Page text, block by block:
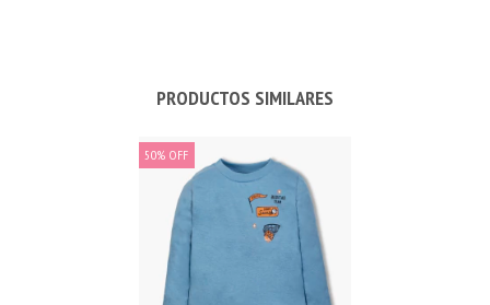
PRODUCTOS SIMILARES
50% OFF